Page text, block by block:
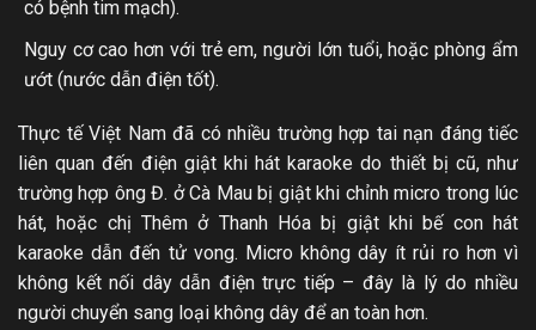
có bệnh tim mạch).
Nguy cơ cao hơn với trẻ em, người lớn tuổi, hoặc phòng ẩm
ướt (nước dẫn điện tốt).
Thực tế Việt Nam đã có nhiều trường hợp tai nạn đáng tiếc
liên quan đến điện giật khi hát karaoke do thiết bị cũ, như
trường hợp ông Đ. ở Cà Mau bị giật khi chỉnh micro trong lúc
hát, hoặc chị Thêm ở Thanh Hóa bị giật khi bế con hát
karaoke dẫn đến tử vong. Micro không dây ít rủi ro hơn vì
không kết nối dây dẫn điện trực tiếp – đây là lý do nhiều
người chuyển sang loại không dây để an toàn hơn.